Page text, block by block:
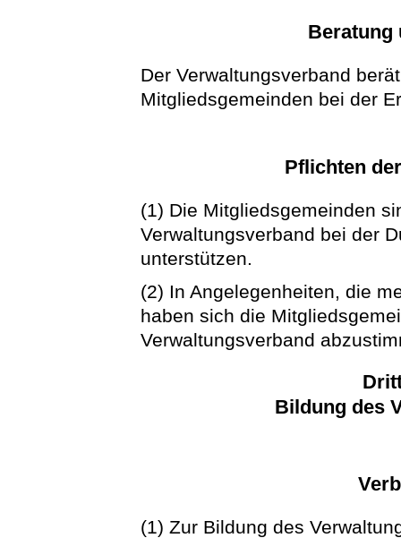
Beratung
Der Verwaltungsverband
Mitgliedsgemeinden bei der
Pflichten
(1) Die Mitgliedsgemeinden
Verwaltungsverband bei der
unterstützen.
(2) In Angelegenheiten, die
haben sich die
Verwaltungsverband
Bildung des
(1) Zur Bildung des